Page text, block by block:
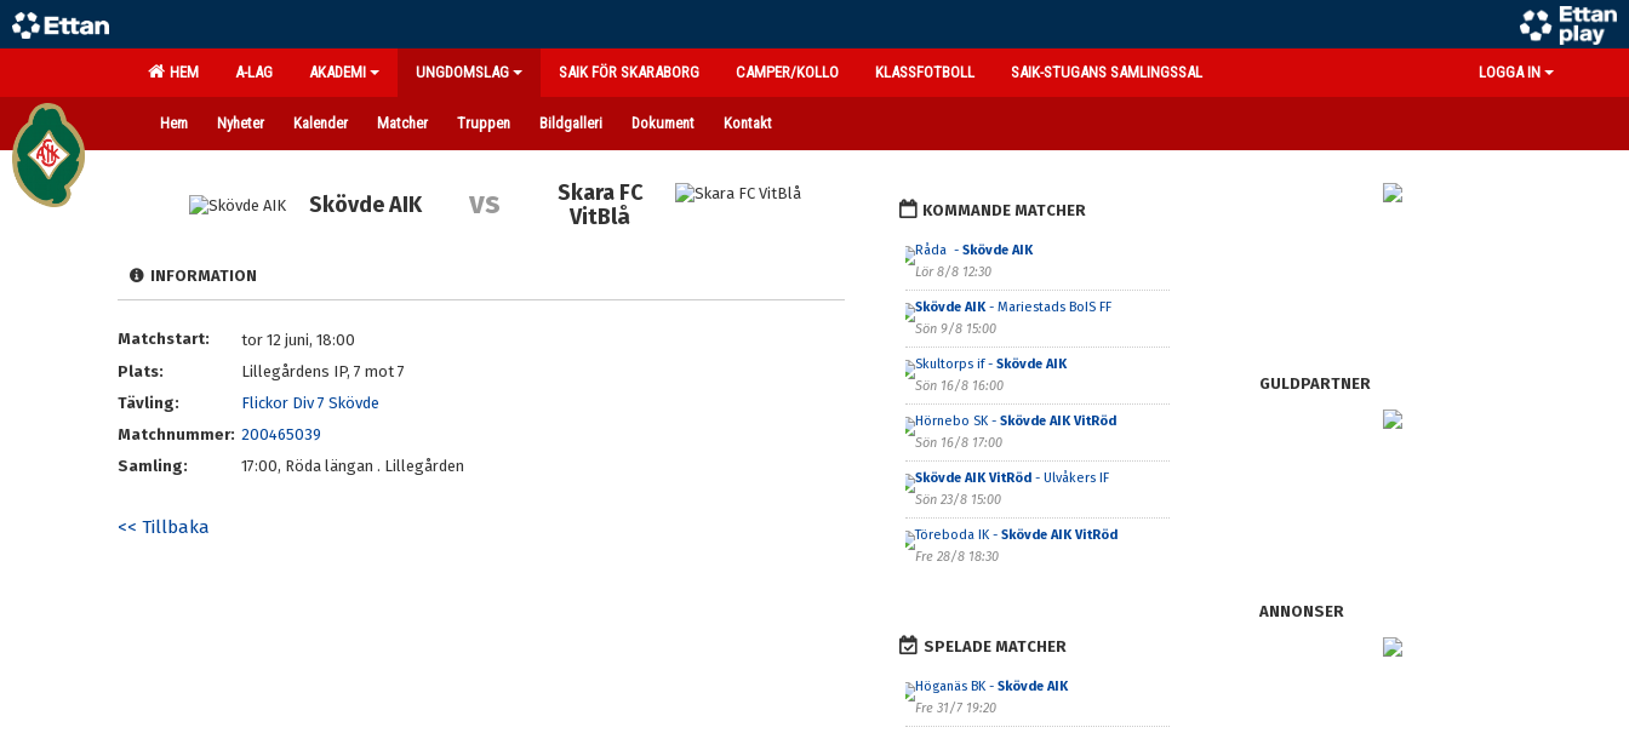
HEM A-LAG AKADEMI UNGDOMSLAG SAIK FÖR SKARABORG CAMPER/KOLLO KLASSFOTBOLL SAIK-STUGANS SAMLINGSSAL LOGGA IN
Hem Nyheter Kalender Matcher Truppen Bildgalleri Dokument Kontakt
Skövde AIK vs
Skara FC
VitBlå
INFORMATION
Matchstart:
tor 12 juni, 18:00
Plats:
Lillegårdens IP, 7 mot 7
Tävling:
Flickor Div 7 Skövde
Matchnummer: 200465039
Samling:
17:00, Röda längan . Lillegården
<< Tillbaka
KOMMANDE MATCHER
Råda - Skövde AIK
Lör 8/8 12:30
Skövde AIK- Mariestads BoIS FF
Sön 9/8 15:00
Skultorps if - Skövde AIK
Sön 16/8 16:00
Hörnebo SK - Skövde AIK VitRöd
Sön 16/8 17:00
Skövde AIK VitRöd- Ulvåkers IF
Sön 23/8 15:00
Töreboda IK - Skövde AIK VitRöd
Fre 28/8 18:30
SPELADE MATCHER
Höganäs BK - Skövde AIK
Fre 31/7 19:20
GULDPARTNER
ANNONSER